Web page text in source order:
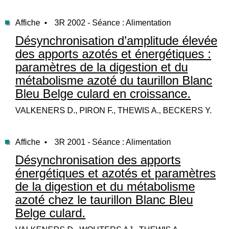
Affiche • 3R 2002 - Séance : Alimentation
Désynchronisation d’amplitude élevée
des apports azotés et énergétiques :
paramètres de la digestion et du
métabolisme azoté du taurillon Blanc
Bleu Belge culard en croissance.
VALKENERS D., PIRON F., THEWIS A., BECKERS Y.
Affiche • 3R 2001 - Séance : Alimentation
Désynchronisation des apports
énergétiques et azotés et paramètres
de la digestion et du métabolisme
azoté chez le taurillon Blanc Bleu
Belge culard.